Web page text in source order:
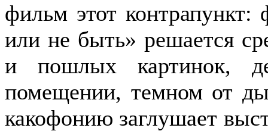
фильм этот
или не быть» решается
и пошлых картинок,
помещении, темном от
какофонию заглушает